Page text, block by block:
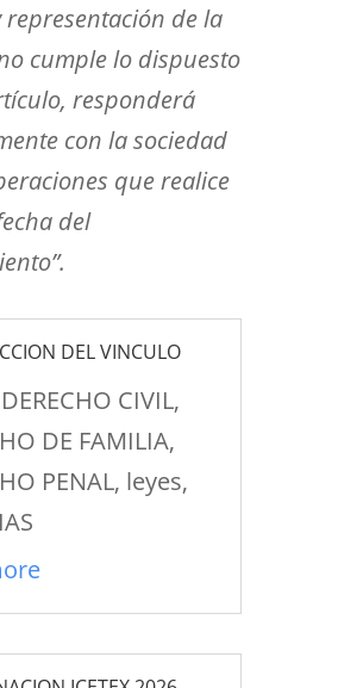
de la
cumple lo dispuesto
responderá
con la sociedad
que realice
del
DEL VINCULO
DERECHO CIVIL,
DE FAMILIA,
PENAL, leyes,